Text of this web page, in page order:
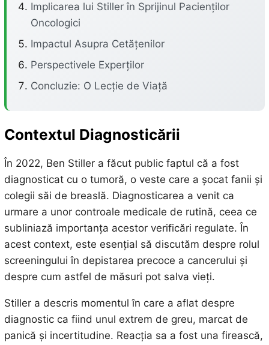
Implicarea lui Stiller în Sprijinul Pacienților
Oncologici
Impactul Asupra Cetățenilor
Perspectivele Experților
Concluzie: O Lecție de Viață
Contextul Diagnosticării
În 2022, Ben Stiller a făcut public faptul că a fost
diagnosticat cu o tumoră, o veste care a șocat fanii și
colegii săi de breaslă. Diagnosticarea a venit ca
urmare a unor controale medicale de rutină, ceea ce
subliniază importanța acestor verificări regulate. În
acest context, este esențial să discutăm despre rolul
screeningului în depistarea precoce a cancerului și
despre cum astfel de măsuri pot salva vieți.
Stiller a descris momentul în care a aflat despre
diagnostic ca fiind unul extrem de greu, marcat de
panică și incertitudine. Reacția sa a fost una firească,